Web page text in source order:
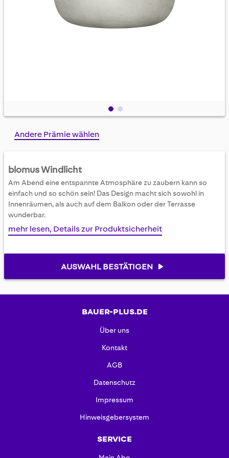
Skip
the
beginning
of
the
images
gallery
Andere Prämie wählen
blomus Windlicht
Am Abend eine entspannte Atmosphäre zu zaubern kann so
einfach und so schön sein! Das Design macht sich sowohl in
Innenräumen, als auch auf dem Balkon oder der Terrasse
wunderbar.
mehr lesen, Details zur Produktsicherheit
AUSWAHL BESTÄTIGEN
BAUER-PLUS.DE
Über uns
Kontakt
AGB
Datenschutz
Impressum
Hinweisgebersystem
SERVICE